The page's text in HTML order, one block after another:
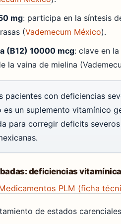
mg: participa en la síntesis
(Vademecum México).
(B12) 10000 mcg: clave en
la vaina de mielina
pacientes con deficiencias
es un suplemento vitamínico
para corregir deficits
deficiencias
PLM (ficha
de estados